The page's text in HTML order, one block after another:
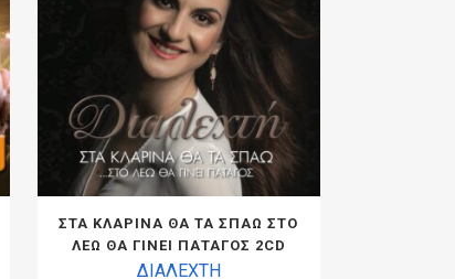
ΣΤΑ ΚΛΑΡΙΝΑ ΘΑ ΤΑ ΣΠΑΩ ΣΤΟ
ΛΕΩ ΘΑ ΓΙΝΕΙ ΠΑΤΑΓΟΣ 2CD
ΔΙΑΛΕΧΤΗ